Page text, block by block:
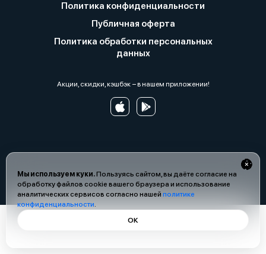
Мы используем куки.Пользуясь сайтом, вы даёте согласие на
обработку файлов cookie вашего браузера и использование
аналитических сервисов согласно нашей политике
конфиденциальности.
ОК
Политика конфиденциальности
Публичная оферта
Политика обработки персональных
данных
Акции, скидки, кэшбэк − в нашем приложении!